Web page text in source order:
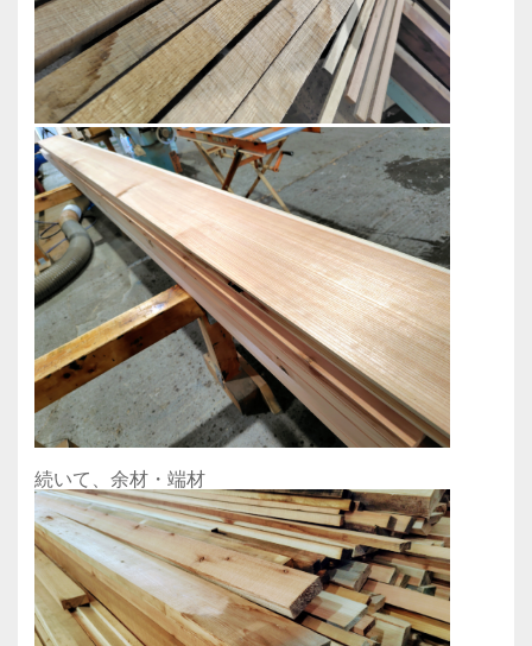
続いて、余材・端材